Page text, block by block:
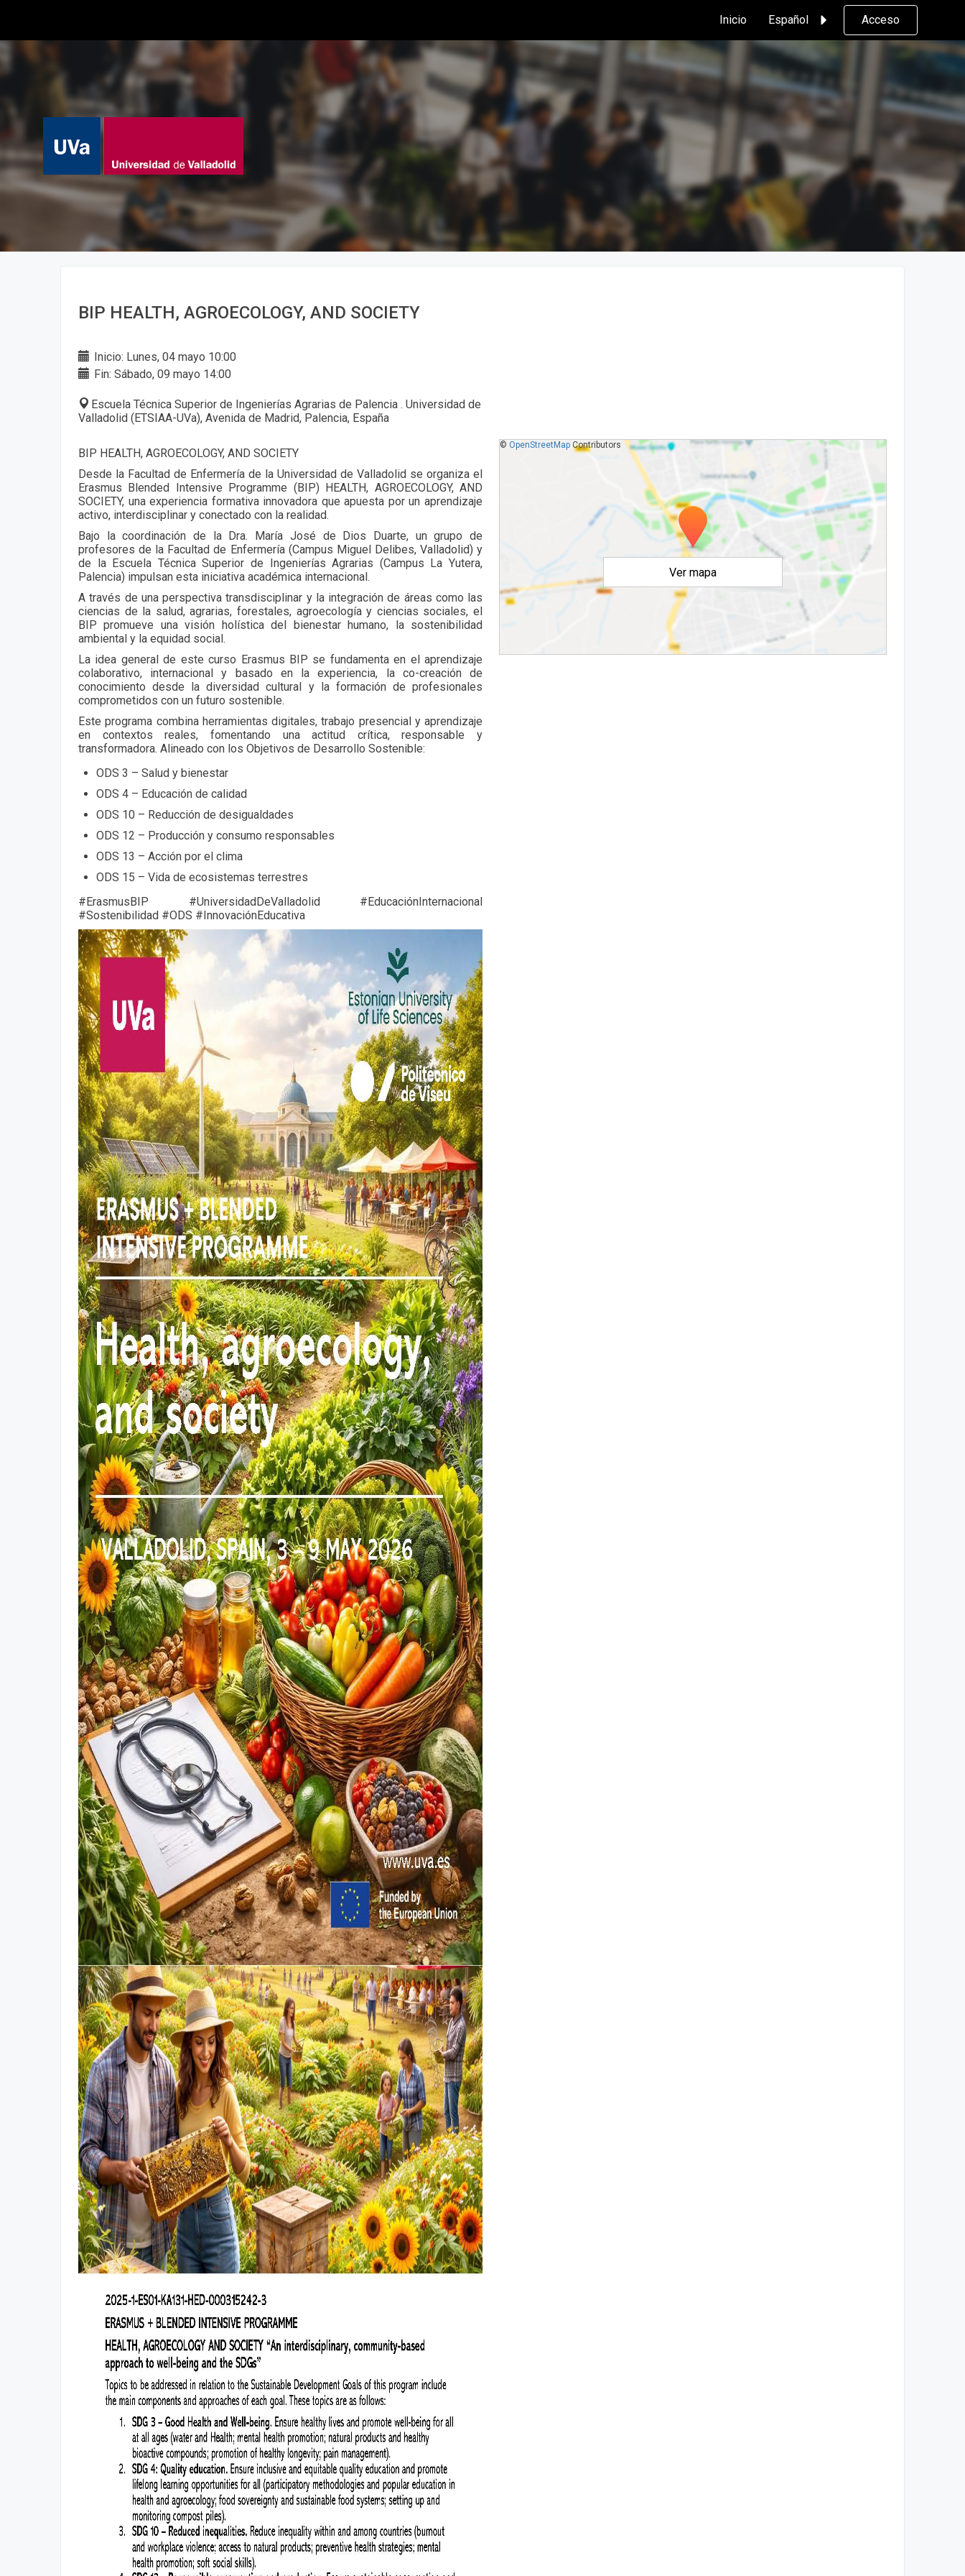
Inicio Español Acceso
BIP HEALTH, AGROECOLOGY, AND SOCIETY
Inicio: Lunes, 04 mayo 10:00
Fin: Sábado, 09 mayo 14:00
Escuela Técnica Superior de Ingenierías Agrarias de Palencia . Universidad de
Valladolid (ETSIAA-UVa), Avenida de Madrid, Palencia, España
BIP HEALTH, AGROECOLOGY, AND SOCIETY
Desde la Facultad de Enfermería de la Universidad de Valladolid se organiza el
Erasmus Blended Intensive Programme (BIP) HEALTH, AGROECOLOGY, AND
SOCIETY, una experiencia formativa innovadora que apuesta por un aprendizaje
activo, interdisciplinar y conectado con la realidad.
Bajo la coordinación de la Dra. María José de Dios Duarte, un grupo de
profesores de la Facultad de Enfermería (Campus Miguel Delibes, Valladolid) y
de la Escuela Técnica Superior de Ingenierías Agrarias (Campus La Yutera,
Palencia) impulsan esta iniciativa académica internacional.
A través de una perspectiva transdisciplinar y la integración de áreas como las
ciencias de la salud, agrarias, forestales, agroecología y ciencias sociales, el
BIP promueve una visión holística del bienestar humano, la sostenibilidad
ambiental y la equidad social.
La idea general de este curso Erasmus BIP se fundamenta en el aprendizaje
colaborativo, internacional y basado en la experiencia, la co-creación de
conocimiento desde la diversidad cultural y la formación de profesionales
comprometidos con un futuro sostenible.
Este programa combina herramientas digitales, trabajo presencial y aprendizaje
en contextos reales, fomentando una actitud crítica, responsable y
transformadora. Alineado con los Objetivos de Desarrollo Sostenible:
ODS 3 – Salud y bienestar
ODS 4 – Educación de calidad
ODS 10 – Reducción de desigualdades
ODS 12 – Producción y consumo responsables
ODS 13 – Acción por el clima
ODS 15 – Vida de ecosistemas terrestres
#ErasmusBIP #UniversidadDeValladolid #EducaciónInternacional
#Sostenibilidad #ODS #InnovaciónEducativa
Ver mapa
© OpenStreetMapContributors